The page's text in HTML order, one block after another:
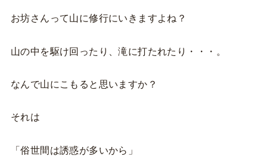
お坊さんって山に修行にいきますよね？
山の中を駆け回ったり、滝に打たれたり・・・。
なんで山にこもると思いますか？
それは
「俗世間は誘惑が多いから」